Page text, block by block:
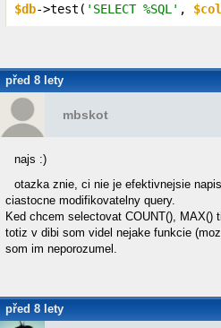
$db->test( 'SELECT %SQL' ,
před 8 lety
mbskot
najs :)
otazka znie, ci nie je efektivnejsie
ciastocne modifikovatelny query.
Ked chcem selectovat COUNT(), MAX()
totiz v dibi som videl nejake funkcie
som im neporozumel.
před 8 lety